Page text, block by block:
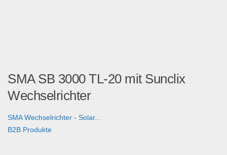
SMA SB 3000 TL-20 mit Sunclix
Wechselrichter
SMA Wechselrichter - Solar...
B2B Produkte